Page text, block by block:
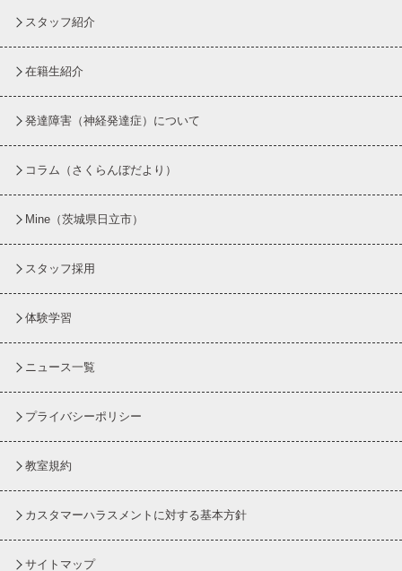
スタッフ紹介
在籍生紹介
発達障害（神経発達症）について
コラム （さくらんぼだより）
Mine（茨城県日立市）
スタッフ採用
体験学習
ニュース一覧
プライバシーポリシー
教室規約
カスタマーハラスメントに対する基本方針
サイトマップ